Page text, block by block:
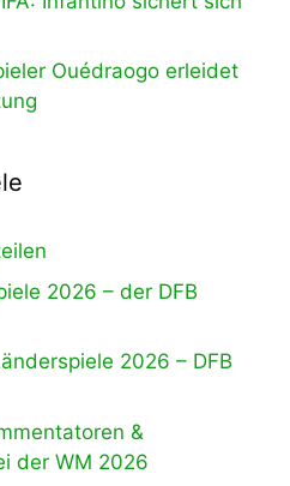
Ouédraogo erleidet
2026 – der DFB
2026 – DFB
&
der WM 2026